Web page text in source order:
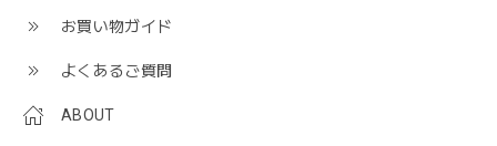
お買い物ガイド
よくあるご質問
ABOUT